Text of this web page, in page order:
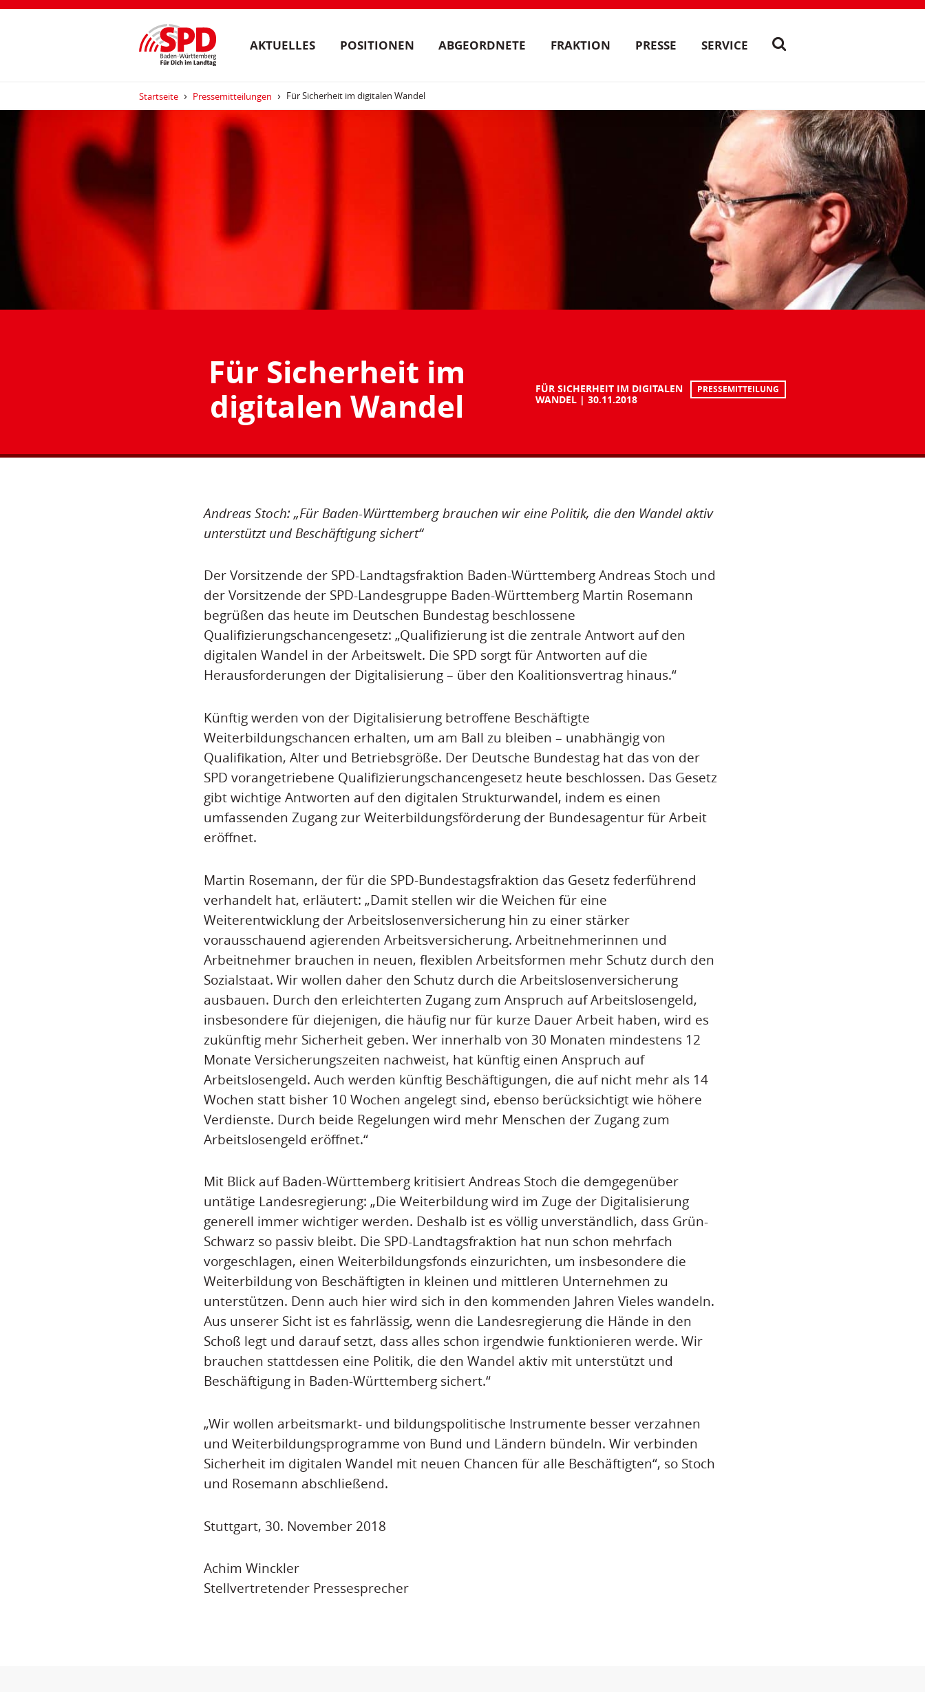
AKTUELLES POSITIONEN ABGEORDNETE FRAKTION PRESSE SERVICE
Startseite Pressemitteilungen Für Sicherheit im digitalen Wandel
Für Sicherheit im
digitalen Wandel
FÜR SICHERHEIT IM DIGITALEN
WANDEL
30.11.2018
PRESSEMITTEILUNG
Andreas Stoch: „Für Baden-Württemberg brauchen wir eine Politik, die den Wandel aktiv
unterstützt und Beschäftigung sichert“
Der Vorsitzende der SPD-Landtagsfraktion Baden-Württemberg Andreas Stoch und
der Vorsitzende der SPD-Landesgruppe Baden-Württemberg Martin Rosemann
begrüßen das heute im Deutschen Bundestag beschlossene
Qualifizierungschancengesetz: „Qualifizierung ist die zentrale Antwort auf den
digitalen Wandel in der Arbeitswelt. Die SPD sorgt für Antworten auf die
Herausforderungen der Digitalisierung – über den Koalitionsvertrag hinaus.“
Künftig werden von der Digitalisierung betroffene Beschäftigte
Weiterbildungschancen erhalten, um am Ball zu bleiben – unabhängig von
Qualifikation, Alter und Betriebsgröße. Der Deutsche Bundestag hat das von der
SPD vorangetriebene Qualifizierungschancengesetz heute beschlossen. Das Gesetz
gibt wichtige Antworten auf den digitalen Strukturwandel, indem es einen
umfassenden Zugang zur Weiterbildungsförderung der Bundesagentur für Arbeit
eröffnet.
Martin Rosemann, der für die SPD-Bundestagsfraktion das Gesetz federführend
verhandelt hat, erläutert: „Damit stellen wir die Weichen für eine
Weiterentwicklung der Arbeitslosenversicherung hin zu einer stärker
vorausschauend agierenden Arbeitsversicherung. Arbeitnehmerinnen und
Arbeitnehmer brauchen in neuen, flexiblen Arbeitsformen mehr Schutz durch den
Sozialstaat. Wir wollen daher den Schutz durch die Arbeitslosenversicherung
ausbauen. Durch den erleichterten Zugang zum Anspruch auf Arbeitslosengeld,
insbesondere für diejenigen, die häufig nur für kurze Dauer Arbeit haben, wird es
zukünftig mehr Sicherheit geben. Wer innerhalb von 30 Monaten mindestens 12
Monate Versicherungszeiten nachweist, hat künftig einen Anspruch auf
Arbeitslosengeld. Auch werden künftig Beschäftigungen, die auf nicht mehr als 14
Wochen statt bisher 10 Wochen angelegt sind, ebenso berücksichtigt wie höhere
Verdienste. Durch beide Regelungen wird mehr Menschen der Zugang zum
Arbeitslosengeld eröffnet.“
Mit Blick auf Baden-Württemberg kritisiert Andreas Stoch die demgegenüber
untätige Landesregierung: „Die Weiterbildung wird im Zuge der Digitalisierung
generell immer wichtiger werden. Deshalb ist es völlig unverständlich, dass Grün-
Schwarz so passiv bleibt. Die SPD-Landtagsfraktion hat nun schon mehrfach
vorgeschlagen, einen Weiterbildungsfonds einzurichten, um insbesondere die
Weiterbildung von Beschäftigten in kleinen und mittleren Unternehmen zu
unterstützen. Denn auch hier wird sich in den kommenden Jahren Vieles wandeln.
Aus unserer Sicht ist es fahrlässig, wenn die Landesregierung die Hände in den
Schoß legt und darauf setzt, dass alles schon irgendwie funktionieren werde. Wir
brauchen stattdessen eine Politik, die den Wandel aktiv mit unterstützt und
Beschäftigung in Baden-Württemberg sichert.“
„Wir wollen arbeitsmarkt- und bildungspolitische Instrumente besser verzahnen
und Weiterbildungsprogramme von Bund und Ländern bündeln. Wir verbinden
Sicherheit im digitalen Wandel mit neuen Chancen für alle Beschäftigten“, so Stoch
und Rosemann abschließend.
Stuttgart, 30. November 2018
Achim Winckler
Stellvertretender Pressesprecher